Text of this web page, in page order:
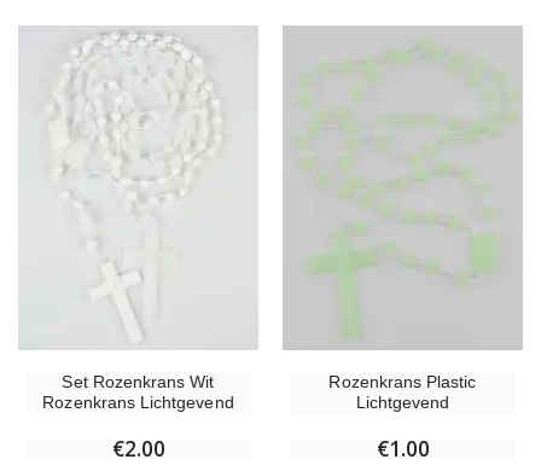
Set Rozenkrans Wit
Rozenkrans Lichtgevend
€2.00
Rozenkrans Plastic
Lichtgevend
€1.00